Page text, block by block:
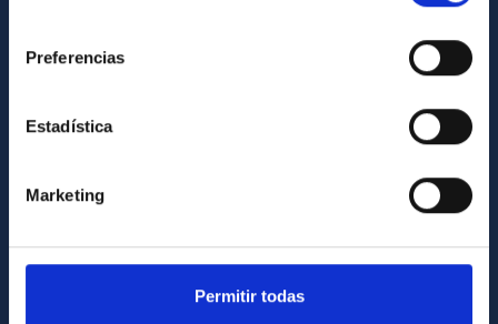
Preferencias
Estadística
Marketing
Permitir todas
Forever IAC
External funding
IAC PORTAL